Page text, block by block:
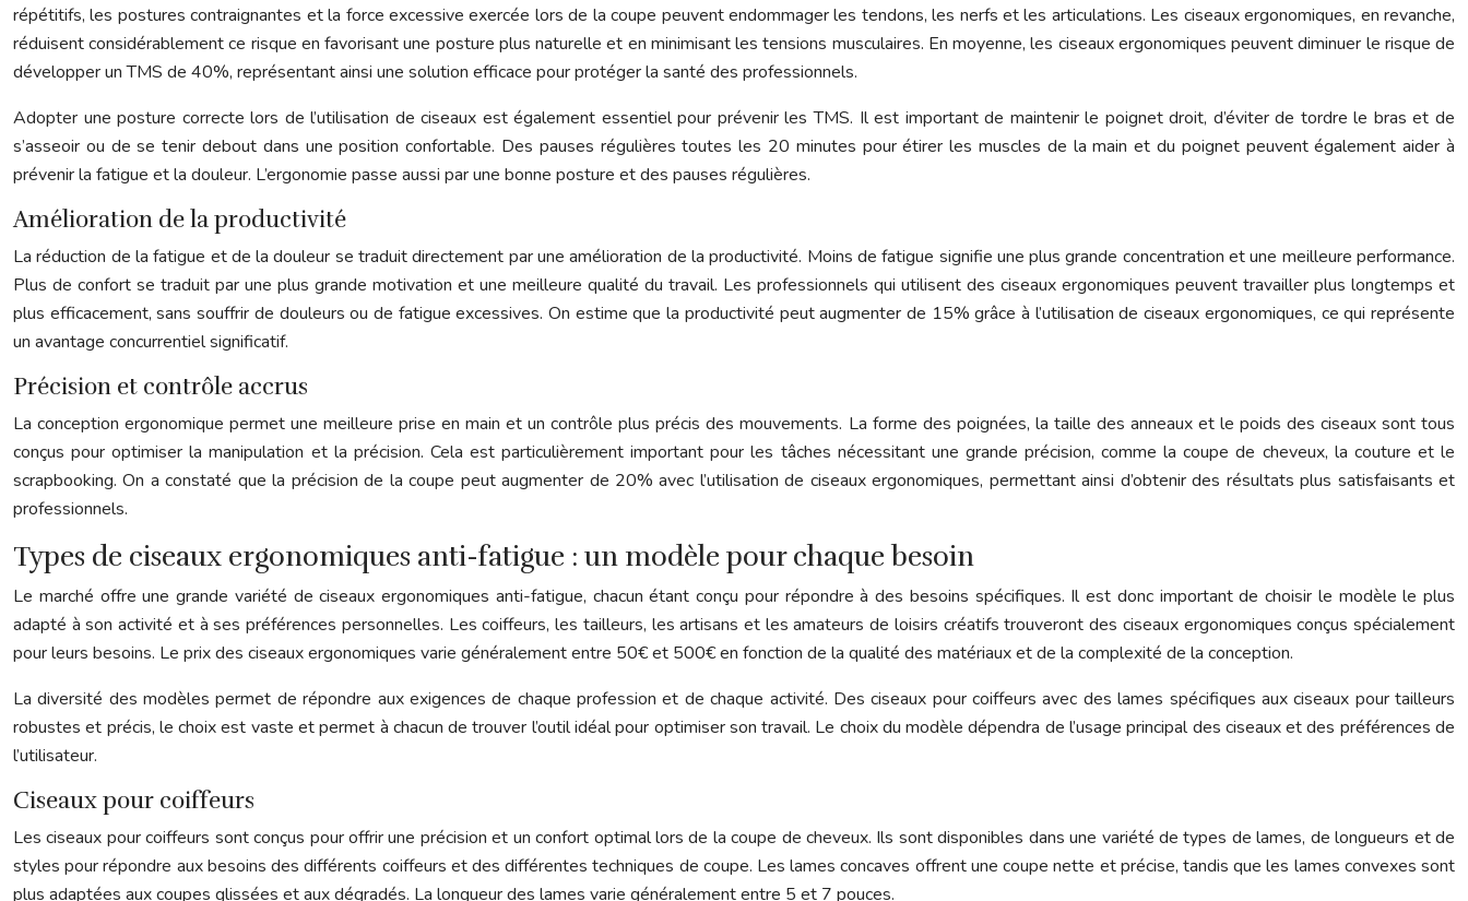
répétitifs, les postures contraignantes et la force excessive exercée lors de la coupe peuvent endommager les tendons, les nerfs et les articulations. Les ciseaux ergonomiques, en revanche,
réduisent considérablement ce risque en favorisant une posture plus naturelle et en minimisant les tensions musculaires. En moyenne, les ciseaux ergonomiques peuvent diminuer le risque de
développer un TMS de 40%, représentant ainsi une solution efficace pour protéger la santé des professionnels.
Adopter une posture correcte lors de l’utilisation de ciseaux est également essentiel pour prévenir les TMS. Il est important de maintenir le poignet droit, d’éviter de tordre le bras et de
s’asseoir ou de se tenir debout dans une position confortable. Des pauses régulières toutes les 20 minutes pour étirer les muscles de la main et du poignet peuvent également aider à
prévenir la fatigue et la douleur. L’ergonomie passe aussi par une bonne posture et des pauses régulières.
Amélioration de la productivité
La réduction de la fatigue et de la douleur se traduit directement par une amélioration de la productivité. Moins de fatigue signifie une plus grande concentration et une meilleure performance.
Plus de confort se traduit par une plus grande motivation et une meilleure qualité du travail. Les professionnels qui utilisent des ciseaux ergonomiques peuvent travailler plus longtemps et
plus efficacement, sans souffrir de douleurs ou de fatigue excessives. On estime que la productivité peut augmenter de 15% grâce à l’utilisation de ciseaux ergonomiques, ce qui représente
un avantage concurrentiel significatif.
Précision et contrôle accrus
La conception ergonomique permet une meilleure prise en main et un contrôle plus précis des mouvements. La forme des poignées, la taille des anneaux et le poids des ciseaux sont tous
conçus pour optimiser la manipulation et la précision. Cela est particulièrement important pour les tâches nécessitant une grande précision, comme la coupe de cheveux, la couture et le
scrapbooking. On a constaté que la précision de la coupe peut augmenter de 20% avec l’utilisation de ciseaux ergonomiques, permettant ainsi d’obtenir des résultats plus satisfaisants et
professionnels.
Types de ciseaux ergonomiques anti-fatigue : un modèle pour chaque besoin
Le marché offre une grande variété de ciseaux ergonomiques anti-fatigue, chacun étant conçu pour répondre à des besoins spécifiques. Il est donc important de choisir le modèle le plus
adapté à son activité et à ses préférences personnelles. Les coiffeurs, les tailleurs, les artisans et les amateurs de loisirs créatifs trouveront des ciseaux ergonomiques conçus spécialement
pour leurs besoins. Le prix des ciseaux ergonomiques varie généralement entre 50€ et 500€ en fonction de la qualité des matériaux et de la complexité de la conception.
La diversité des modèles permet de répondre aux exigences de chaque profession et de chaque activité. Des ciseaux pour coiffeurs avec des lames spécifiques aux ciseaux pour tailleurs
robustes et précis, le choix est vaste et permet à chacun de trouver l’outil idéal pour optimiser son travail. Le choix du modèle dépendra de l’usage principal des ciseaux et des préférences de
l’utilisateur.
Ciseaux pour coiffeurs
Les ciseaux pour coiffeurs sont conçus pour offrir une précision et un confort optimal lors de la coupe de cheveux. Ils sont disponibles dans une variété de types de lames, de longueurs et de
styles pour répondre aux besoins des différents coiffeurs et des différentes techniques de coupe. Les lames concaves offrent une coupe nette et précise, tandis que les lames convexes sont
plus adaptées aux coupes glissées et aux dégradés. La longueur des lames varie généralement entre 5 et 7 pouces.